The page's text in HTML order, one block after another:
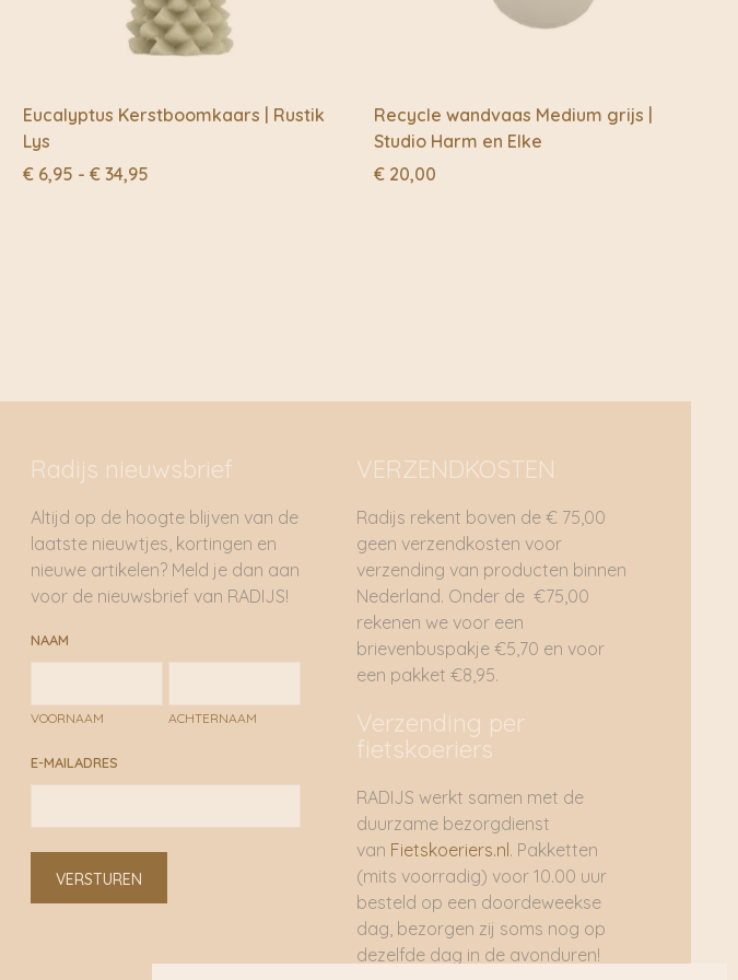
Eucalyptus Kerstboomkaars | Rustik
Lys
€ 6,95 - € 34,95
Recycle wandvaas Medium grijs |
Studio Harm en Elke
€ 20,00
Radijs nieuwsbrief
Altijd op de hoogte blijven van de
laatste nieuwtjes, kortingen en
nieuwe artikelen? Meld je dan aan
voor de nieuwsbrief van RADIJS!
NAAM
VOORNAAM ACHTERNAAM
E-MAILADRES
VERSTUREN
VERZENDKOSTEN
Radijs rekent boven de € 75,00
geen verzendkosten voor
verzending van producten binnen
Nederland. Onder de €75,00
rekenen we voor een
brievenbuspakje €5,70 en voor
een pakket €8,95.
Verzending per
fietskoeriers
RADIJS werkt samen met de
duurzame bezorgdienst
van Fietskoeriers.nl . Pakketten
(mits voorradig) voor 10.00 uur
besteld op een doordeweekse
dag, bezorgen zij soms nog op
dezelfde dag in de avonduren!